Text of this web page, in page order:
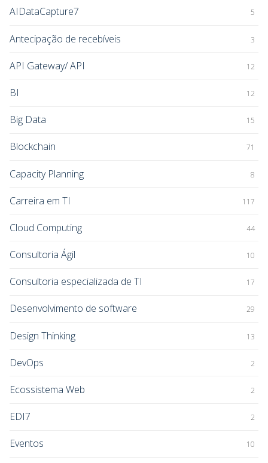
AIDataCapture7 5
Antecipação de recebíveis 3
API Gateway/ API 12
BI 12
Big Data 15
Blockchain 71
Capacity Planning 8
Carreira em TI 117
Cloud Computing 44
Consultoria Ágil 10
Consultoria especializada de TI 17
Desenvolvimento de software 29
Design Thinking 13
DevOps 2
Ecossistema Web 2
EDI7 2
Eventos 10